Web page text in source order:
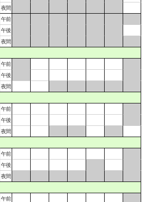
夜間
午前
午後
夜間
午前
午後
夜間
午前
午後
夜間
午前
午後
夜間
午前